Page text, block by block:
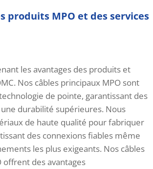
produits MPO et des services
les avantages des produits et
Nos câbles principaux MPO sont
de pointe, garantissant des
durabilité supérieures. Nous
de haute qualité pour fabriquer
des connexions fiables même
les plus exigeants. Nos câbles
offrent des avantages